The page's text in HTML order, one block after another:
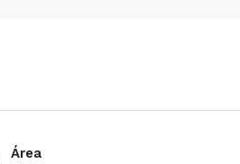
Área